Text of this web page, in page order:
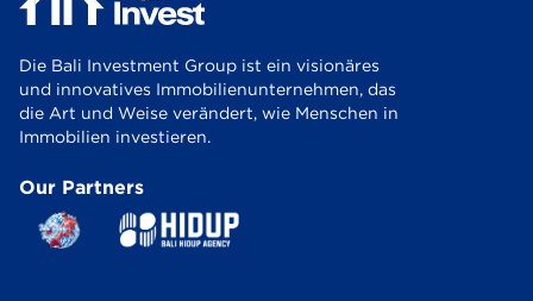
Die Bali Investment Group ist ein visionäres
und innovatives Immobilienunternehmen, das
die Art und Weise verändert, wie Menschen in
Immobilien investieren.
Our Partners